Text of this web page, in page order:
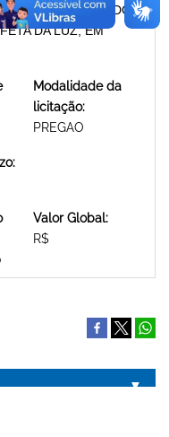
PARTICIPANTES DO
DA LUZ, EM
Modalidade da
licitação:
PREGAO
Valor Global:
R$